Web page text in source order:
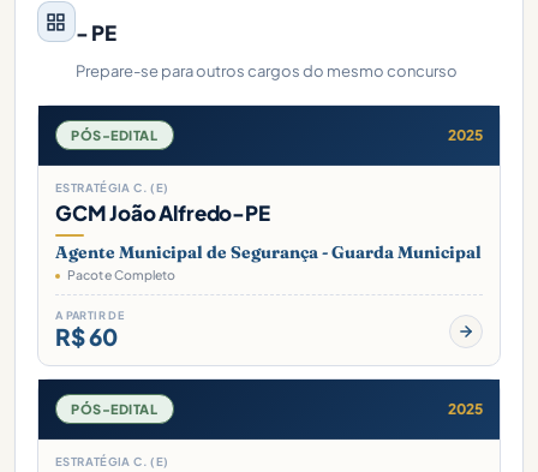
- PE
Prepare-se para outros cargos do mesmo concurso
PÓS-EDITAL 2025
ESTRATÉGIA C. (E)
GCM João Alfredo-PE
Agente Municipal de Segurança - Guarda Municipal
Pacote Completo
A PARTIR DE
R$ 60
PÓS-EDITAL 2025
ESTRATÉGIA C. (E)